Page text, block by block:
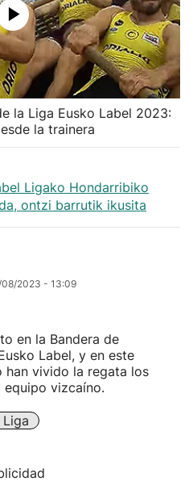
la Liga Eusko Label 2023:
la trainera
Ligako Hondarribiko
ontzi barrutik ikusita
2023 - 13:09
en la Bandera de
Label, y en este
han vivido la regata los
vizcaíno.